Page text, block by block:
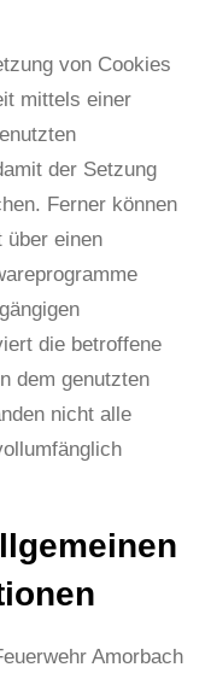
von Cookies
mittels einer
der Setzung
Ferner können
über einen
die betroffene
dem genutzten
nicht alle
Amorbach